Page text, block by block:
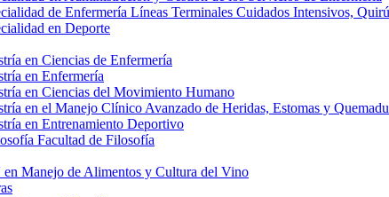
de Enfermería Líneas Terminales Cuidados Intensivos,
en Deporte
en Ciencias de Enfermería
en Enfermería
en Ciencias del Movimiento Humano
en el Manejo Clínico Avanzado de Heridas, Estomas y
en Entrenamiento Deportivo
Facultad de Filosofía
en Manejo de Alimentos y Cultura del Vino